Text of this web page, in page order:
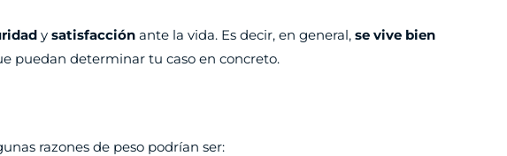
y satisfacción ante la vida. Es decir, en general, se vive bien
puedan determinar tu caso en concreto.
razones de peso podrían ser: